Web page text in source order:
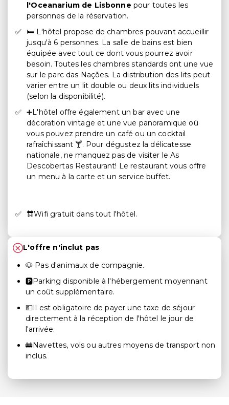
l'Oceanarium de Lisbonne pour toutes les
personnes de la réservation.
🛏️ L'hôtel propose de chambres pouvant accueillir
jusqu'à 6 personnes. La salle de bains est bien
équipée avec tout ce dont vous pourrez avoir
besoin. Toutes les chambres standards ont une vue
sur le parc das Nações. La distribution des lits peut
varier entre un lit double ou deux lits individuels
(selon la disponibilité).
➕L'hôtel offre également un bar avec une
décoration vintage et une vue panoramique où
vous pouvez prendre un café ou un cocktail
rafraîchissant 🍸. Pour dégustez la délicatesse
nationale, ne manquez pas de visiter le As
Descobertas Restaurant! Le restaurant vous offre
un menu à la carte et un service buffet.
🔛Wifi gratuit dans tout l'hôtel.
L'offre n'inclut pas
🐶 Pas d'animaux de compagnie.
🅿️Parking disponible à l'hébergement moyennant
un coût supplémentaire.
💵Il est obligatoire de payer une taxe de séjour
directement à la réception de l'hôtel le jour de
l'arrivée.
🚋Navettes, vols ou autres moyens de transport non
inclus.